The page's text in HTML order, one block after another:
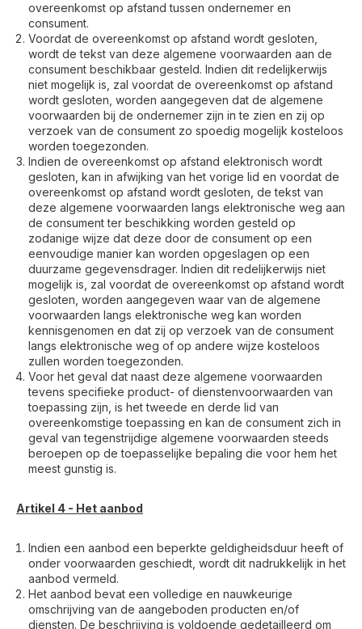
overeenkomst op afstand tussen ondernemer en
consument.
Voordat de overeenkomst op afstand wordt gesloten,
wordt de tekst van deze algemene voorwaarden aan de
consument beschikbaar gesteld. Indien dit redelijkerwijs
niet mogelijk is, zal voordat de overeenkomst op afstand
wordt gesloten, worden aangegeven dat de algemene
voorwaarden bij de ondernemer zijn in te zien en zij op
verzoek van de consument zo spoedig mogelijk kosteloos
worden toegezonden.
Indien de overeenkomst op afstand elektronisch wordt
gesloten, kan in afwijking van het vorige lid en voordat de
overeenkomst op afstand wordt gesloten, de tekst van
deze algemene voorwaarden langs elektronische weg aan
de consument ter beschikking worden gesteld op
zodanige wijze dat deze door de consument op een
eenvoudige manier kan worden opgeslagen op een
duurzame gegevensdrager. Indien dit redelijkerwijs niet
mogelijk is, zal voordat de overeenkomst op afstand wordt
gesloten, worden aangegeven waar van de algemene
voorwaarden langs elektronische weg kan worden
kennisgenomen en dat zij op verzoek van de consument
langs elektronische weg of op andere wijze kosteloos
zullen worden toegezonden.
Voor het geval dat naast deze algemene voorwaarden
tevens specifieke product- of dienstenvoorwaarden van
toepassing zijn, is het tweede en derde lid van
overeenkomstige toepassing en kan de consument zich in
geval van tegenstrijdige algemene voorwaarden steeds
beroepen op de toepasselijke bepaling die voor hem het
meest gunstig is.
Artikel 4 - Het aanbod
Indien een aanbod een beperkte geldigheidsduur heeft of
onder voorwaarden geschiedt, wordt dit nadrukkelijk in het
aanbod vermeld.
Het aanbod bevat een volledige en nauwkeurige
omschrijving van de aangeboden producten en/of
diensten. De beschrijving is voldoende gedetailleerd om